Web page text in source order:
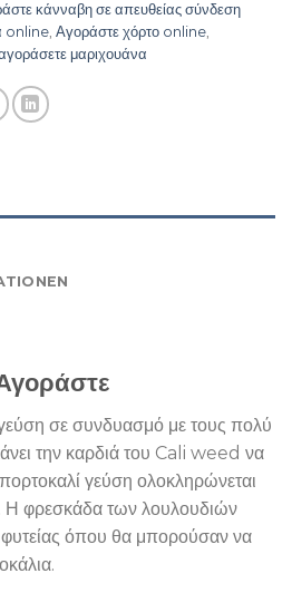
κάνναβη σε απευθείας σύνδεση
online, Αγοράστε χόρτο online,
μαριχουάνα
σε συνδυασμό με τους πολύ
την καρδιά του Cali weed να
γεύση ολοκληρώνεται
Η φρεσκάδα των λουλουδιών
φυτείας όπου θα μπορούσαν να